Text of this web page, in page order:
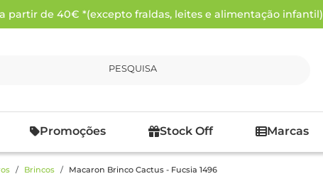
partir de 40€ *(excepto fraldas, leites e alimentação infantil)
PESQUISA
Promoções Stock Off Marcas
Brincos Macaron Brinco Cactus - Fucsia 1496